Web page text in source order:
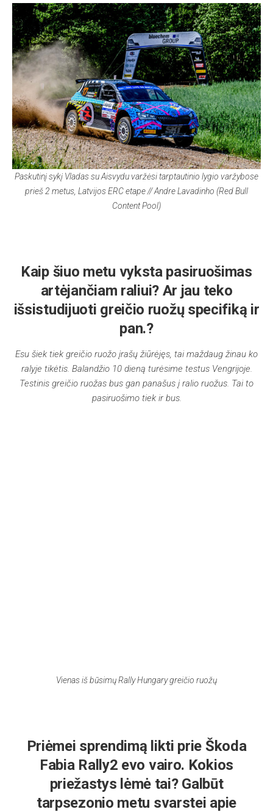
Paskutinį sykį Vladas su Aisvydu varžėsi tarptautinio lygio varžybose
prieš 2 metus, Latvijos ERC etape // Andre Lavadinho (Red Bull
Content Pool)
Kaip šiuo metu vyksta pasiruošimas
artėjančiam raliui? Ar jau teko
išsistudijuoti greičio ruožų specifiką ir
pan.?
Esu šiek tiek greičio ruožo įrašų žiūrėjęs, tai maždaug žinau ko
ralyje tikėtis. Balandžio 10 dieną turėsime testus Vengrijoje.
Testinis greičio ruožas bus gan panašus į ralio ruožus. Tai to
pasiruošimo tiek ir bus.
Vienas iš būsimų Rally Hungary greičio ruožų
Priėmei sprendimą likti prie Škoda
Fabia Rally2 evo vairo. Kokios
priežastys lėmė tai? Galbūt
tarpsezonio metu svarstei apie